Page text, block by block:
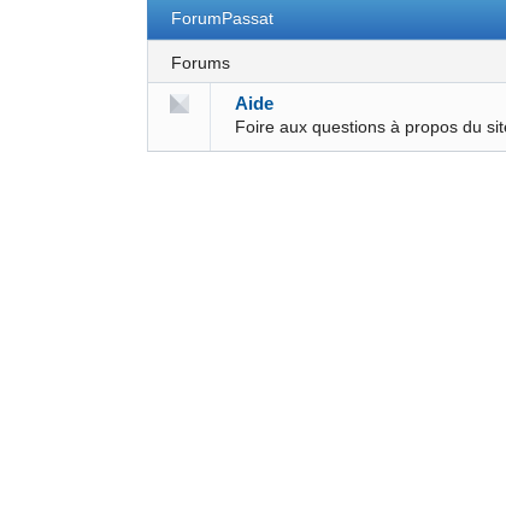
ForumPassat
Forums
Aide
Foire aux questions à propos du